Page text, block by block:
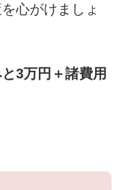
心がけましょ
3万円＋諸費用